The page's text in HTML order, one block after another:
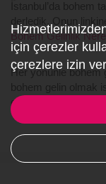
Bohem Gelinlik
Her yönünle bohem
ettiğini yazarak,
için çerezler
çerezlere izin